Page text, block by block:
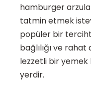
hamburger
tatmin etmek
popüler bir
bağlılığı ve
lezzetli bir
yerdir.